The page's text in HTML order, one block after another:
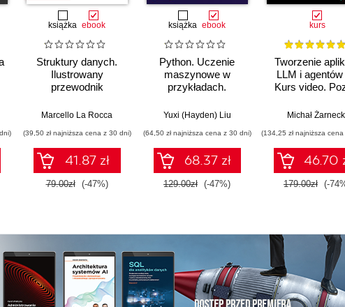
książka ebook
Struktury danych.
Ilustrowany
przewodnik
Marcello La Rocca
(39,50 zł najniższa cena z 30 dni)
41.87 zł
79.00zł (-47%)
książka ebook
Python. Uczenie
maszynowe w
przykładach.
realnych
Wydanie IV
Yuxi (Hayden) Liu
(64,50 zł najniższa cena z 30 dni)
68.37 zł
129.00zł (-47%)
kurs
Tworzenie
LLM i agentów
Kurs video.
LangGraph
Michał
(134,25 zł najniższa
46.70
179.00zł (-